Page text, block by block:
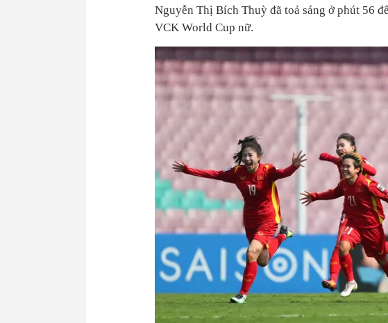
Nguyễn Thị Bích Thuỳ đã toả sáng ở phút 56
VCK World Cup nữ.